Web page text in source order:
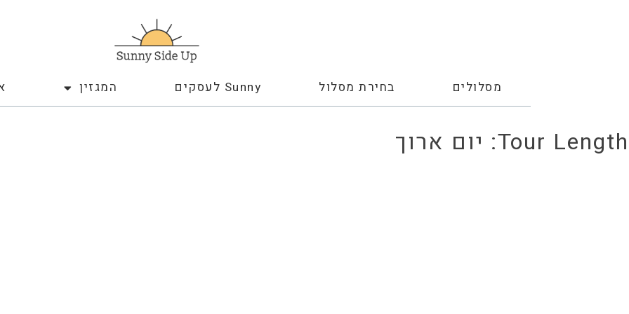
מסלולים בחירת מסלול Sunny לעסקים המגזין
Tour Length: יום ארוך